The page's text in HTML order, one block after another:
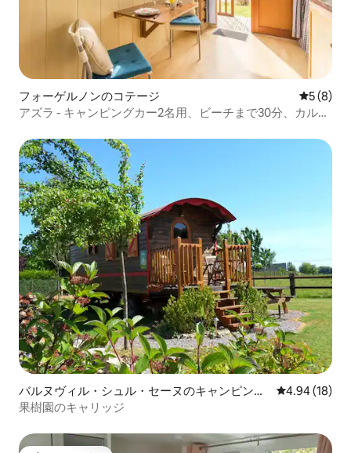
フォーゲルノンのコテージ レビュー
5 (8)
アズラ - キャンピングカー2名用、ビーチまで30分、カルヴ
バルヌヴィル・シュル・セーヌのキャンピング
カー・RV
レビュー18
4.94 (18)
果樹園のキャリッジ